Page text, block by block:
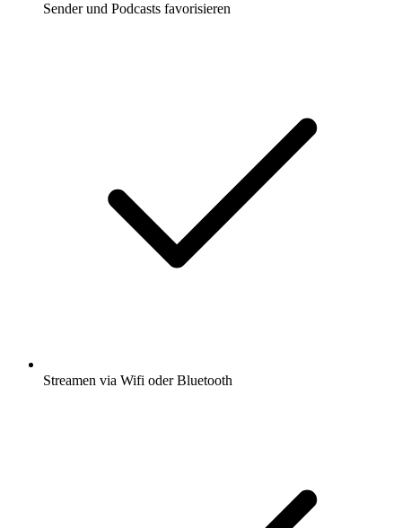
Sender und Podcasts favorisieren
Streamen via Wifi oder Bluetooth